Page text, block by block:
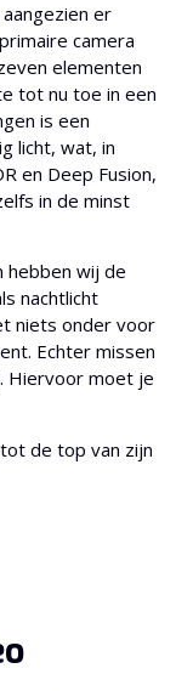
er
camera
elementen
tot nu toe in een
is een
licht, wat, in
en Deep Fusion,
in de minst
hebben wij de
nachtlicht
niets onder voor
Echter missen
Hiervoor moet je
de top van zijn